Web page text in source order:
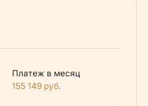
Платеж в месяц
155 149 руб.